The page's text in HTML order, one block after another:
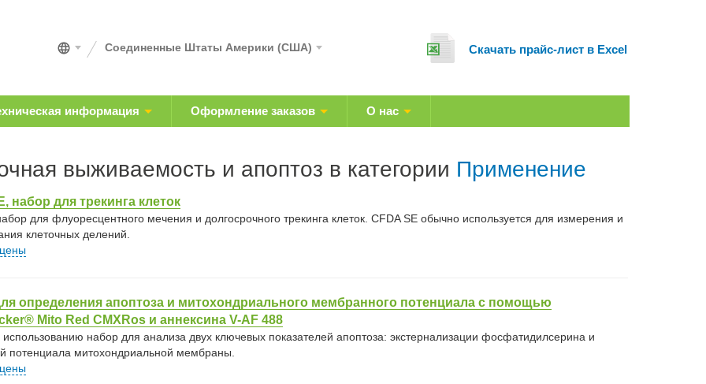
Cкачать прайс-лист в Excel
Соединенные Штаты Америки (США)
информация Оформление заказов О нас
выживаемость и апоптоз в категории Применение
набор для трекинга клеток
для флуоресцентного мечения и долгосрочного трекинга клеток. CFDA SE обычно используется для измерения и
клеточных делений.
определения апоптоза и митохондриального мембранного потенциала с помощью
Mito Red CMXRos и аннексина V-AF 488
использованию набор для анализа двух ключевых показателей апоптоза: экстернализации фосфатидилсерина и
потенциала митохондриальной мембраны.